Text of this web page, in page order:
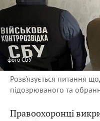
фото СБУ
Розв’язується питання
підозрюваного та
Правоохоронці